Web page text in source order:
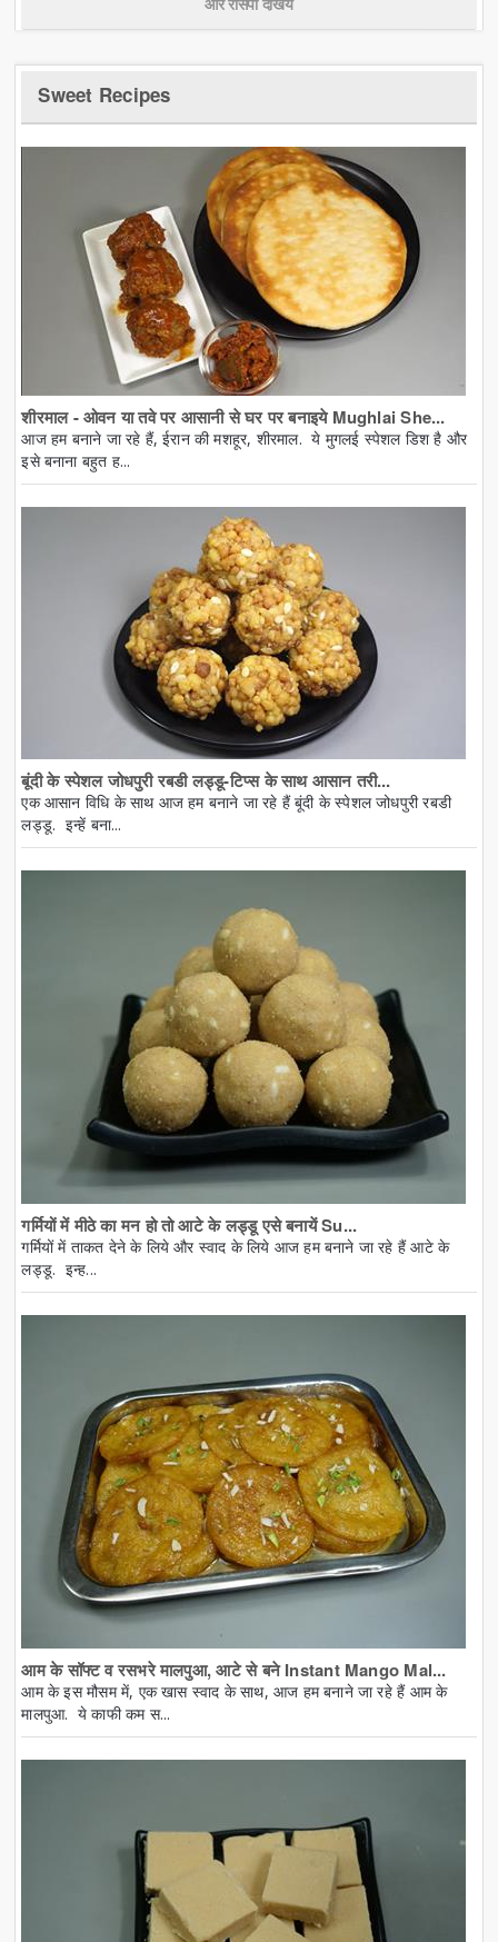
Sweet Recipes
शीरमाल - ओवन या तवे पर आसानी से घर पर बनाइये Mughlai She...
आज हम बनाने जा रहे हैं, ईरान की मशहूर, शीरमाल. ये मुगलई स्पेशल डिश है और
इसे बनाना बहुत ह...
बूंदी के स्पेशल जोधपुरी रबडी लड्डू-टिप्स के साथ आसान तरी...
एक आसान विधि के साथ आज हम बनाने जा रहे हैं बूंदी के स्पेशल जोधपुरी रबडी
लड्डू. इन्हें बना...
गर्मियों में मीठे का मन हो तो आटे के लड्डू एसे बनायें Su...
गर्मियों में ताकत देने के लिये और स्वाद के लिये आज हम बनाने जा रहे हैं आटे के
लड्डू. इन्ह...
आम के सॉफ्ट व रसभरे मालपुआ, आटे से बने Instant Mango Mal...
आम के इस मौसम में, एक खास स्वाद के साथ, आज हम बनाने जा रहे हैं आम के
मालपुआ. ये काफी कम स...